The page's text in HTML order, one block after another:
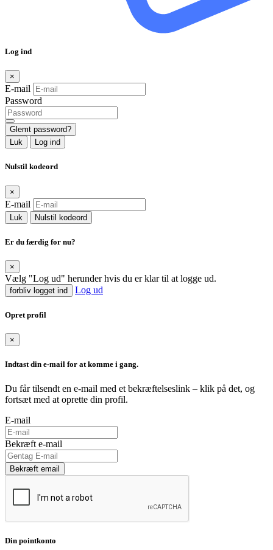
Log ind
×
E-mail
Password
Glemt password?
Luk
Log ind
Nulstil kodeord
×
E-mail
Luk Nulstil kodeord
Er du færdig for nu?
×
Vælg "Log ud" herunder hvis du er klar til at logge ud.
forbliv logget ind Log ud
Opret profil
×
Indtast din e-mail for at komme i gang.
Du får tilsendt en e-mail med et bekræftelseslink – klik på det, og
fortsæt med at oprette din profil.
E-mail
Bekræft e-mail
Bekræft email
Din pointkonto